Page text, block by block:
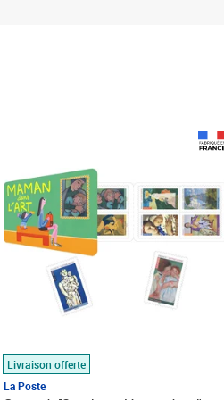
Livraison offerte
La Poste